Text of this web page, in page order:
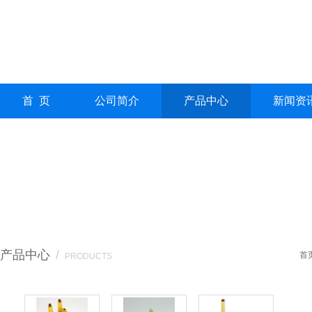
首 页 公司简介 产品中心 新闻资
产品中心 / PRODUCTS 首